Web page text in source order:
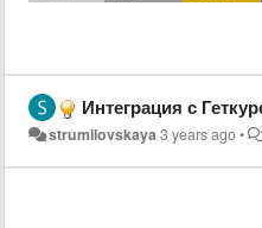
Интеграция с Геткурсом. Как же без нее? Весь
strumilovskaya3 years ago•